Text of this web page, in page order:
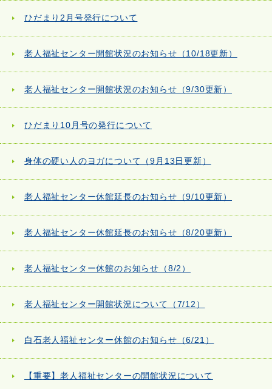
ひだまり2月号発行について
老人福祉センター開館状況のお知らせ（10/18更新）
老人福祉センター開館状況のお知らせ（9/30更新）
ひだまり10月号の発行について
身体の硬い人のヨガについて（9月13日更新）
老人福祉センター休館延長のお知らせ（9/10更新）
老人福祉センター休館延長のお知らせ（8/20更新）
老人福祉センター休館のお知らせ（8/2）
老人福祉センター開館状況について（7/12）
白石老人福祉センター休館のお知らせ（6/21）
【重要】老人福祉センターの開館状況について